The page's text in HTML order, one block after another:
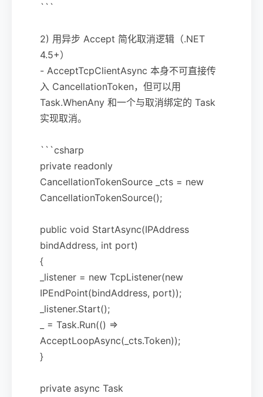
```
2) 用异步 Accept 简化取消逻辑（.NET
4.5+）
- AcceptTcpClientAsync 本身不可直接传
入 CancellationToken，但可以用
Task.WhenAny 和一个与取消绑定的 Task
实现取消。
```csharp
private readonly
CancellationTokenSource _cts = new
CancellationTokenSource();
public void StartAsync(IPAddress
bindAddress, int port)
{
_listener = new TcpListener(new
IPEndPoint(bindAddress, port));
_listener.Start();
_ = Task.Run(() =>
AcceptLoopAsync(_cts.Token));
}
private async Task